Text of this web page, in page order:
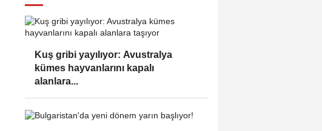
Kuş gribi yayılıyor: Avustralya
kümes hayvanlarını kapalı
alanlara...